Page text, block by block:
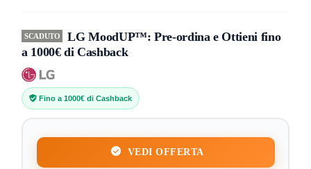
SCADUTO
LG MoodUP™: Pre-ordina e Ottieni fino
a 1000€ di Cashback
Fino a 1000€ di Cashback
VEDI OFFERTA